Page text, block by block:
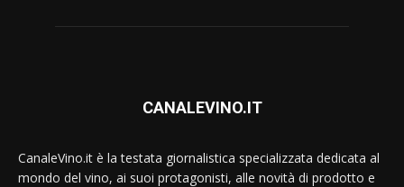
CANALEVINO.IT
CanaleVino.it è la testata giornalistica specializzata dedicata al
mondo del vino, ai suoi protagonisti, alle novità di prodotto e